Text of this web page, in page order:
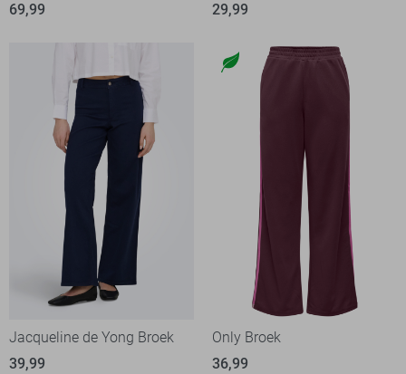
69,99
29,99
Jacqueline de Yong Broek
39,99
Only Broek
36,99